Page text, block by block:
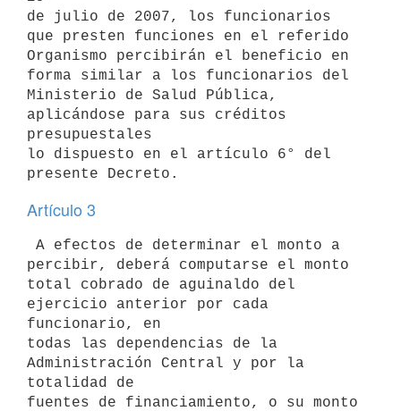
de julio de 2007, los funcionarios
que presten funciones en el referido
Organismo percibirán el beneficio en
forma similar a los funcionarios del
Ministerio de Salud Pública,
aplicándose para sus créditos
presupuestales
lo dispuesto en el artículo 6° del
Artículo 3
percibir, deberá computarse el monto
total cobrado de aguinaldo del
ejercicio anterior por cada
funcionario, en
todas las dependencias de la
Administración Central y por la
totalidad de
fuentes de financiamiento, o su monto